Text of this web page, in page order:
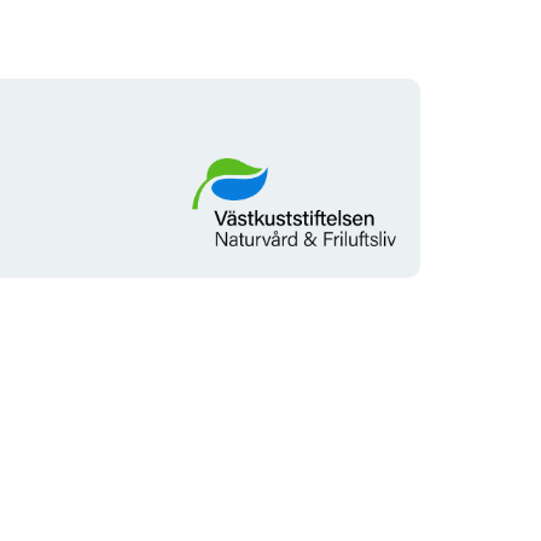
Organisationens
logotyp